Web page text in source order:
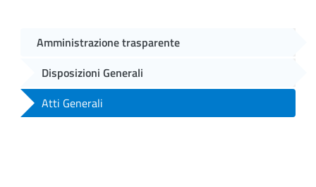
Amministrazione trasparente
Disposizioni Generali
Atti Generali